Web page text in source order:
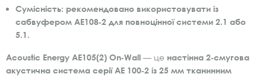
Сумісність: рекомендовано використовувати із
сабвуфером AE108‑2 для повноцінної системи 2.1 або
5.1.
Acoustic Energy AE105(2) On‑Wall — це настінна 2‑смугова
акустична система серії AE 100‑2 із 25 мм тканинним